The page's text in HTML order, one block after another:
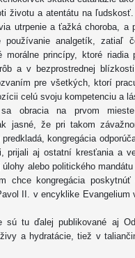
životu a atentátu na
utrpenie a ťažká choroba, a
používanie analgetík, zatiaľ
princípy, ktoré riadia
a v bezprostrednej
pre všetkých, ktorí
celú svoju kompetenciu a
sa obracia na prvom
jasné, že pri takom
kongregácia
prijali aj ostatní kresťania a
alebo politického
chce kongregácia poskytnúť
II. v encyklike Evangelium
tu ďalej publikované aj
a hydratácie, tiež v